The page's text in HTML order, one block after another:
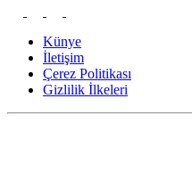
Künye
İletişim
Çerez Politikası
Gizlilik İlkeleri